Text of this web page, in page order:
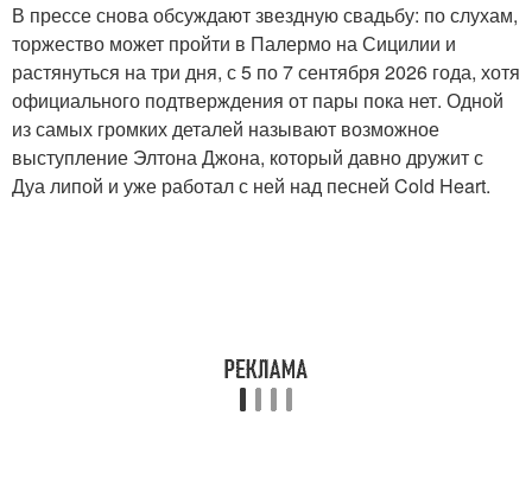
В прессе снова обсуждают звездную свадьбу: по слухам,
торжество может пройти в Палермо на Сицилии и
растянуться на три дня, с 5 по 7 сентября 2026 года, хотя
официального подтверждения от пары пока нет. Одной
из самых громких деталей называют возможное
выступление Элтона Джона, который давно дружит с
Дуа липой и уже работал с ней над песней Cold Heart.